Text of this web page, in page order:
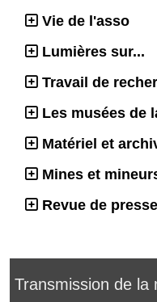
Vie de l'asso
Lumières sur...
Travail de
Les musées de
Matériel et
Mines et
Revue de presse
Transmission de la